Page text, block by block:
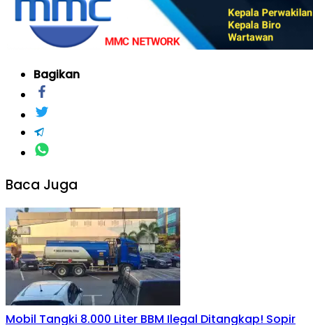
Bagikan
Baca Juga
Mobil Tangki 8.000 Liter BBM Ilegal Ditangkap! Sopir